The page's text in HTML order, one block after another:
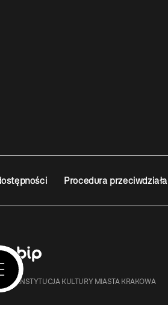
Procedura
– INSTYTUCJA KULTURY MIASTA KRAKOWA